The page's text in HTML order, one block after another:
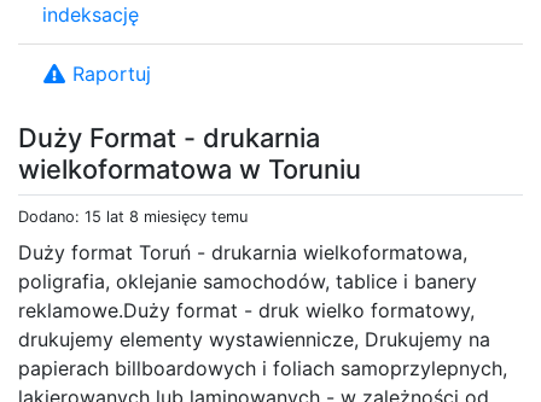
Duży Format - drukarnia
wielkoformatowa w Toruniu
Dodano: 15 lat 8 miesięcy temu
Duży format Toruń - drukarnia wielkoformatowa,
poligrafia, oklejanie samochodów, tablice i banery
reklamowe.Duży format - druk wielko formatowy,
drukujemy elementy wystawiennicze, Drukujemy na
papierach billboardowych i foliach samoprzylepnych,
lakierowanych lub laminowanych - w zależności od
indeksację
Raportuj